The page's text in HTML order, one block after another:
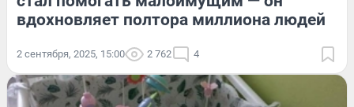
вдохновляет полтора миллиона людей
2 сентября, 2025, 15:00 2 762 4